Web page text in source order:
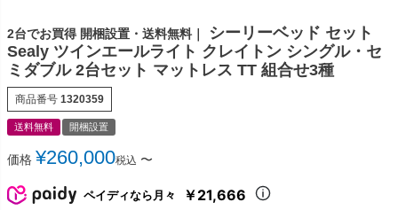
2台でお買得 開梱設置・送料無料｜
シーリーベッド セット
Sealy ツインエールライト クレイトン シングル・セ
ミダブル 2台セット マットレス TT 組合せ3種
商品番号 1320359
送料無料 開梱設置
価格 ¥260,000税込 〜
ペイディなら月々 ￥21,666